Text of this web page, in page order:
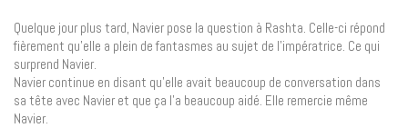
Quelque jour plus tard, Navier pose la question à Rashta. Celle-ci répond
fièrement qu’elle a plein de fantasmes au sujet de l’impératrice. Ce qui
surprend Navier.
Navier continue en disant qu’elle avait beaucoup de conversation dans
sa tête avec Navier et que ça l’a beaucoup aidé. Elle remercie même
Navier.